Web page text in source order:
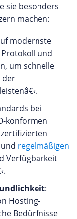
sie besonders
machen:
modernste
Protokoll und
um schnelle
der
bei
konformen
zertifizierten
regelmäßigen
Verfügbarkeit
:
Hosting-
Bedürfnisse